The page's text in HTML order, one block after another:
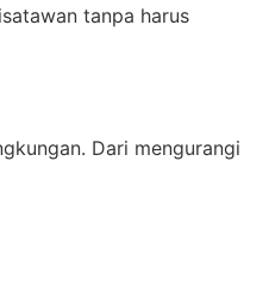
tanpa harus
Dari mengurangi